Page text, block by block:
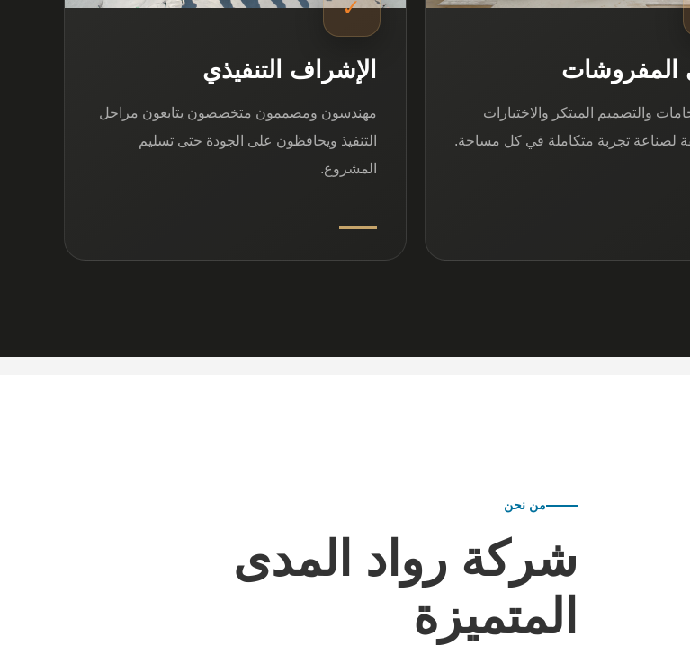
المفروشات
والتصميم المبتكر والاختيارات
لصناعة تجربة متكاملة في كل مساحة.
✓
الإشراف التنفيذي
مهندسون ومصممون متخصصون يتابعون مراحل
التنفيذ ويحافظون على الجودة حتى تسليم
المشروع.
من نحن
شركة رواد المدى
المتميزة